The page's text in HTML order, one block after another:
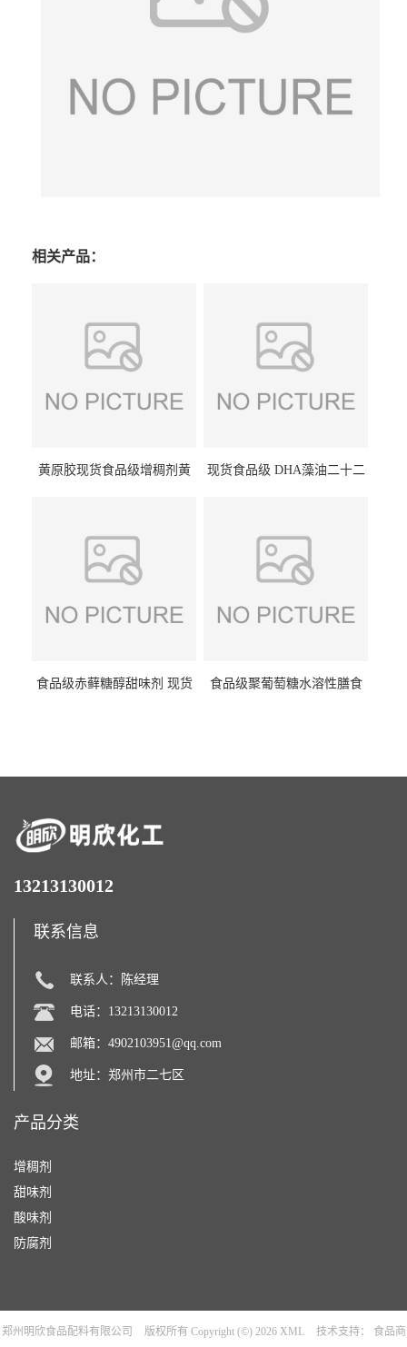
相关产品：
黄原胶现货食品级增稠剂黄
现货食品级 DHA藻油二十二
食品级赤藓糖醇甜味剂 现货
食品级聚葡萄糖水溶性膳食
13213130012
联系信息
联系人：陈经理
电话：13213130012
邮箱： 4902103951@qq.com
地址：郑州市二七区
产品分类
增稠剂
甜味剂
酸味剂
防腐剂
郑州明欣食品配料有限公司 版权所有 Copyright (©) 2026 XML 技术支持： 食品商